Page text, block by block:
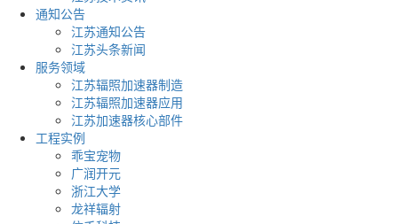
通知公告
江苏通知公告
江苏头条新闻
服务领域
江苏辐照加速器制造
江苏辐照加速器应用
江苏加速器核心部件
工程实例
乖宝宠物
广润开元
浙江大学
龙祥辐射